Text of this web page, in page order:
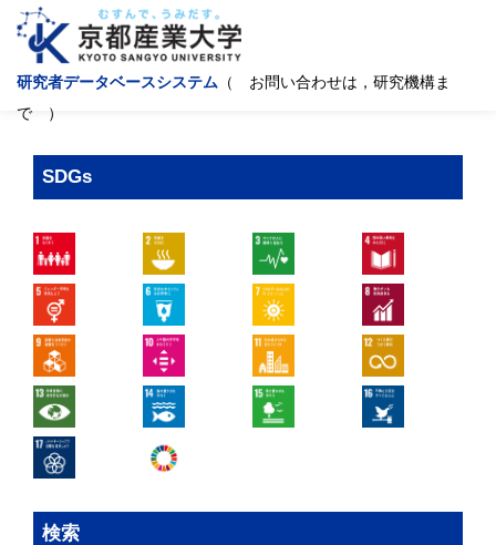
研究者データベースシステム （ お問い合わせは，研究機構ま
で ）
SDGs
検索